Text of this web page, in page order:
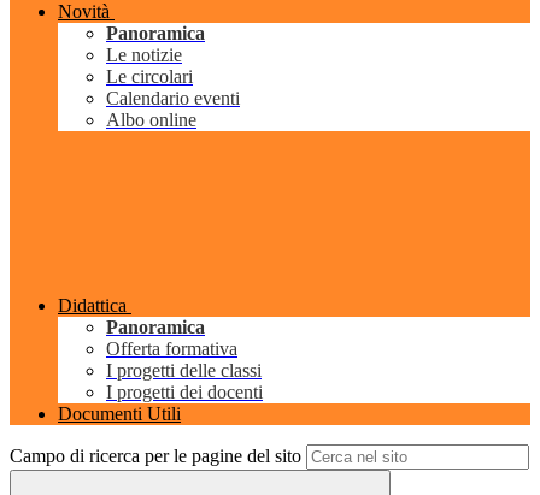
Novità
Panoramica
Le notizie
Le circolari
Calendario eventi
Albo online
Didattica
Panoramica
Offerta formativa
I progetti delle classi
I progetti dei docenti
Documenti Utili
Campo di ricerca per le pagine del sito